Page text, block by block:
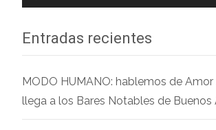
Entradas recientes
MODO HUMANO: hablemos de Amor
llega a los Bares Notables de Buenos